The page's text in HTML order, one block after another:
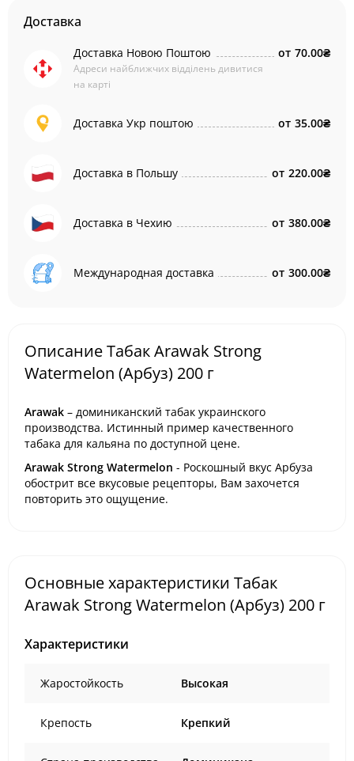
Доставка
Доставка Новою Поштою
Адреси найближчих відділень дивитися
на карті
от 70.00₴
Доставка Укр поштою от 35.00₴
Доставка в Польшу от 220.00₴
Доставка в Чехию от 380.00₴
Международная доставка от 300.00₴
Описание Табак Arawak Strong
Watermelon (Арбуз) 200 г
Arawak – доминиканский табак украинского
производства. Истинный пример качественного
табака для кальяна по доступной цене.
Arawak Strong Watermelon - Роскошный вкус Арбуза
обострит все вкусовые рецепторы, Вам захочется
повторить это ощущение.
Основные характеристики Табак
Arawak Strong Watermelon (Арбуз) 200 г
Характеристики
Жаростойкость Высокая
Крепость Крепкий